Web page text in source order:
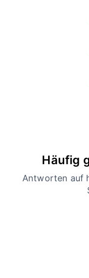
Häufig
Antworten auf